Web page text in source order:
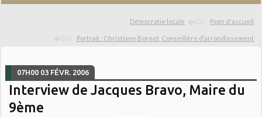
Démocratie locale Page d'accueil
Portrait : Christiane Bornet, Conseillère d’arrondissement
07H00 03 FÉVR. 2006
Interview de Jacques Bravo, Maire du
9ème